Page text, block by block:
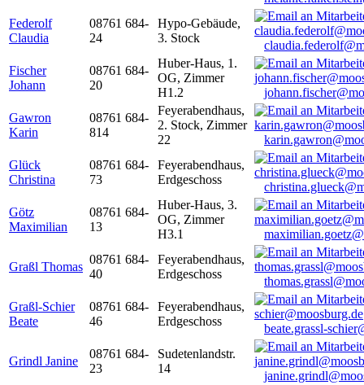
Federolf
Claudia
08761 684-
24
Hypo-Gebäude,
3. Stock
Fischer
Johann
08761 684-
20
Huber-Haus, 1.
OG, Zimmer
H1.2
Gawron
Karin
08761 684-
814
Feyerabendhaus,
2. Stock, Zimmer
22
Glück
Christina
08761 684-
73
Feyerabendhaus,
Erdgeschoss
Götz
Maximilian
08761 684-
13
Huber-Haus, 3.
OG, Zimmer
H3.1
Graßl Thomas
08761 684-
40
Feyerabendhaus,
Erdgeschoss
Graßl-Schier
Beate
08761 684-
46
Feyerabendhaus,
Erdgeschoss
beate.grassl-
Grindl Janine
08761 684-
23
Sudetenlandstr.
14